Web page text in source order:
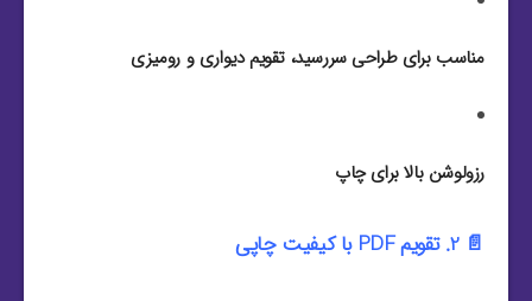
مناسب برای طراحی سررسید، تقویم دیواری و رومیزی
رزولوشن بالا برای چاپ
📄 2. تقویم PDF با کیفیت چاپی